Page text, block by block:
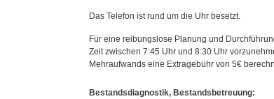
Das Telefon ist rund um die Uhr besetzt.
Für eine reibungslose Planung und
Zeit zwischen 7:45 Uhr und 8:30 Uhr
Mehraufwands eine Extragebühr von 5€
Bestandsdiagnostik, Bestandsbetreuung: